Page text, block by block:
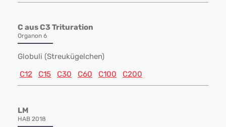
C aus C3 Trituration
Organon 6
Globuli (Streukügelchen)
C12
C15 C30 C60 C100 C200
LM
HAB 2018